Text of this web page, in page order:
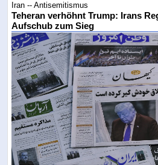
Iran -- Antisemitismus
Teheran verhöhnt Trump: Irans
Aufschub zum Sieg